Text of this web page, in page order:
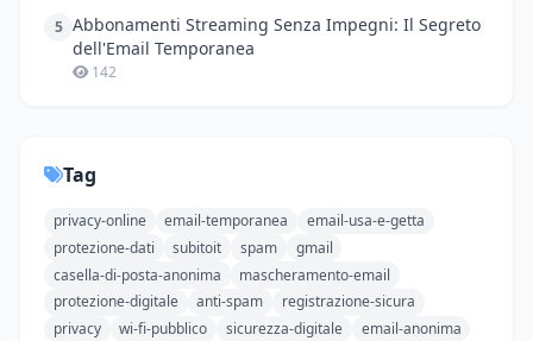
5 Abbonamenti Streaming Senza Impegni: Il Segreto
dell'Email Temporanea
142
Tag
privacy-online email-temporanea
email-usa-e-getta
protezione-dati
subitoit spam
gmail
casella-di-posta-anonima
mascheramento-email
protezione-digitale
anti-spam
registrazione-sicura
privacy
wi-fi-pubblico sicurezza-digitale
email-anonima